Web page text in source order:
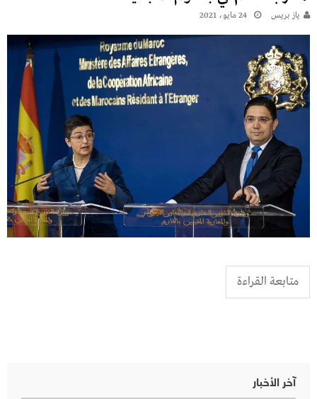
يـاز بريـس 24 مايو، 2021
متابعة القراءة
آخر الأخبار